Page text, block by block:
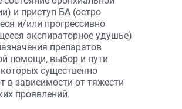
и приступ БА (остро
и/или прогрессивно
экспираторное удушье)
препаратов
помощи, выбор и пути
существенно
в зависимости от тяжести
проявлений.